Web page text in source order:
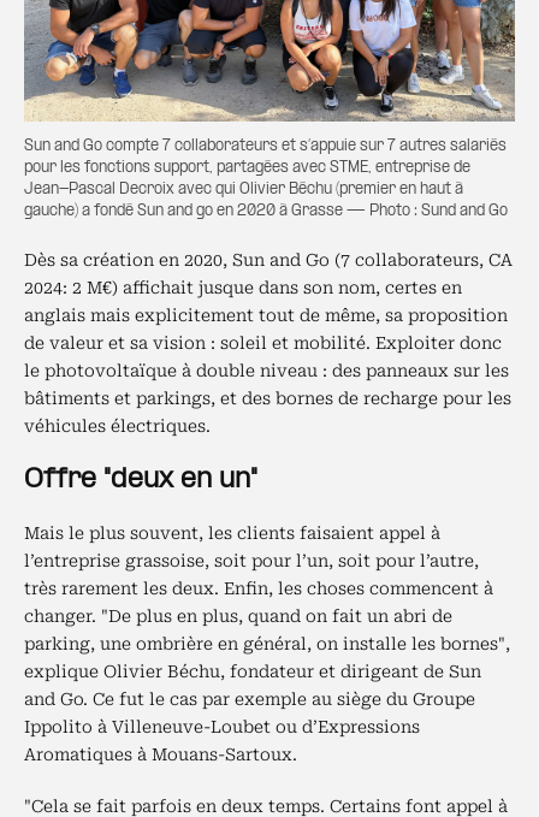
Sun and Go compte 7 collaborateurs et s’appuie sur 7 autres salariés
pour les fonctions support, partagées avec STME, entreprise de
Jean-Pascal Decroix avec qui Olivier Béchu (premier en haut à
gauche) a fondé Sun and go en 2020 à Grasse — Photo : Sund and Go
Dès sa création en 2020, Sun and Go (7 collaborateurs, CA
2024: 2 M€) affichait jusque dans son nom, certes en
anglais mais explicitement tout de même, sa proposition
de valeur et sa vision : soleil et mobilité. Exploiter donc
le photovoltaïque à double niveau : des panneaux sur les
bâtiments et parkings, et des bornes de recharge pour les
véhicules électriques.
Offre "deux en un"
Mais le plus souvent, les clients faisaient appel à
l’entreprise grassoise, soit pour l’un, soit pour l’autre,
très rarement les deux. Enfin, les choses commencent à
changer. "De plus en plus, quand on fait un abri de
parking, une ombrière en général, on installe les bornes",
explique Olivier Béchu, fondateur et dirigeant de Sun
and Go. Ce fut le cas par exemple au siège du Groupe
Ippolito à Villeneuve-Loubet ou d’Expressions
Aromatiques à Mouans-Sartoux.
"Cela se fait parfois en deux temps. Certains font appel à